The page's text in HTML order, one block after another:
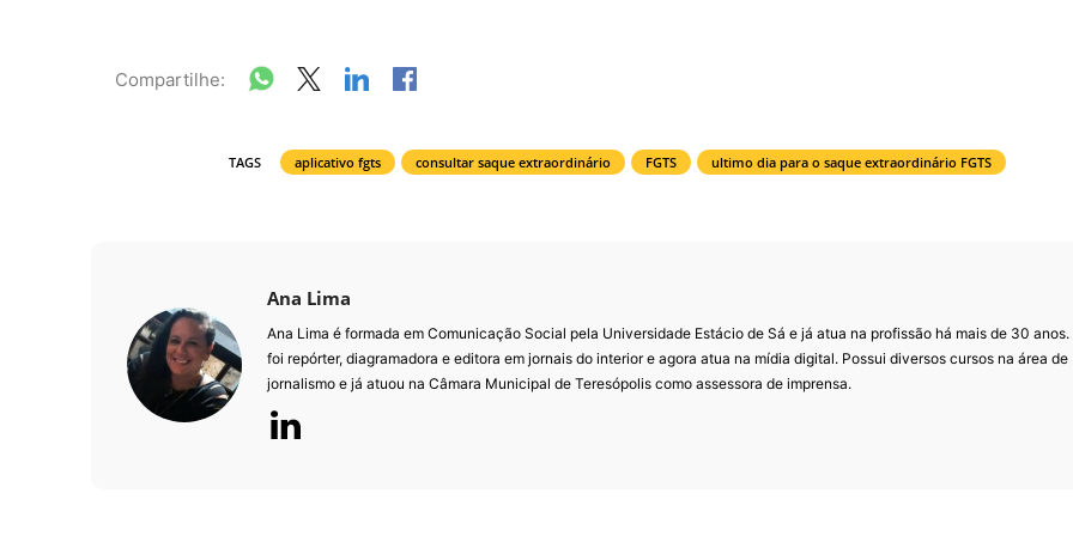
Compartilhe:
TAGS aplicativo fgts consultar saque extraordinário FGTS ultimo dia para o saque extraordinário FGTS
Ana Lima
Ana Lima é formada em Comunicação Social pela Universidade Estácio de Sá e já atua na profissão há mais de 30 anos.
foi repórter, diagramadora e editora em jornais do interior e agora atua na mídia digital. Possui diversos cursos na área de
jornalismo e já atuou na Câmara Municipal de Teresópolis como assessora de imprensa.